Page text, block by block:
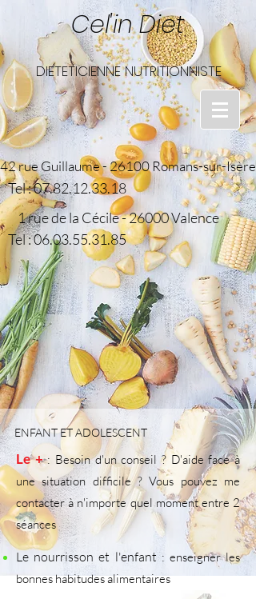
Cel'in Diet
DIETETICIENNE NUTRITIONNISTE
42 rue Guillaume - 26100 Romans-sur-Isère
Tel :07.82.12.33.18
1 rue de la Cécile - 26000 Valence
Tel :06.03.55.31.85
ENFANT ET ADOLESCENT
Le +: Besoin d'un conseil ? D'aide face à
une situation difficile ? Vous pouvez me
contacter à n'importe quel momententre 2
séances
Le nourrisson et l'enfant : enseigner les
bonnes habitudes alimentaires